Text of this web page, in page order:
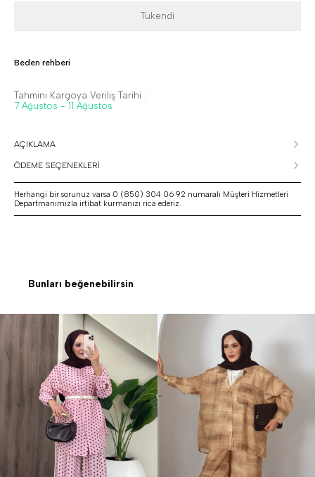
Tükendi
Beden rehberi
Tahmini Kargoya Veriliş Tarihi :
7 Ağustos - 11 Ağustos
AÇIKLAMA
ÖDEME SEÇENEKLERİ
Herhangi bir sorunuz varsa 0 (850) 304 06 92 numaralı Müşteri Hizmetleri
Departmanımızla irtibat kurmanızı rica ederiz.
Bunları beğenebilirsin